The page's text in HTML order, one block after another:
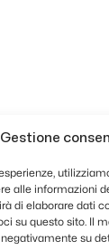
Gestione
alle informazioni
di elaborare dati
su questo sito. Il
su